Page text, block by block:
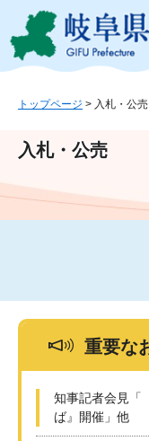
ジ
ュ
文
トップページ > 入札・公売
入札・公売
重要な
知事記者会見「
ば』開催」他